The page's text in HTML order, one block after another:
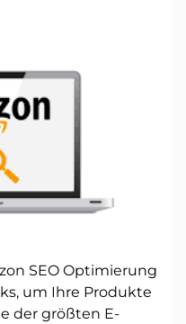
SEO Optimierung
um Ihre Produkte
der größten E-